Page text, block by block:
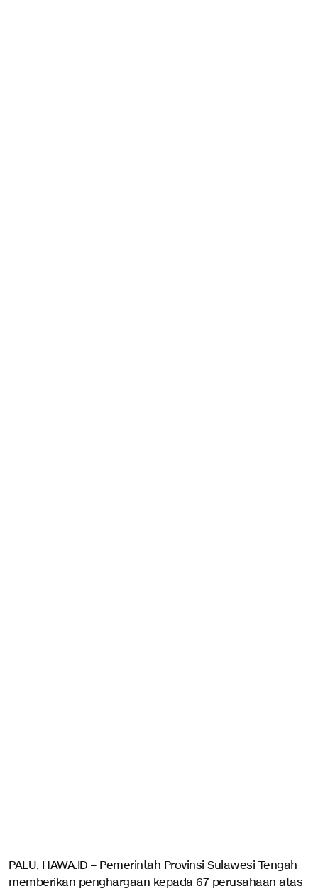
PALU, HAWA.ID – Pemerintah Provinsi Sulawesi Tengah
memberikan penghargaan kepada 67 perusahaan atas